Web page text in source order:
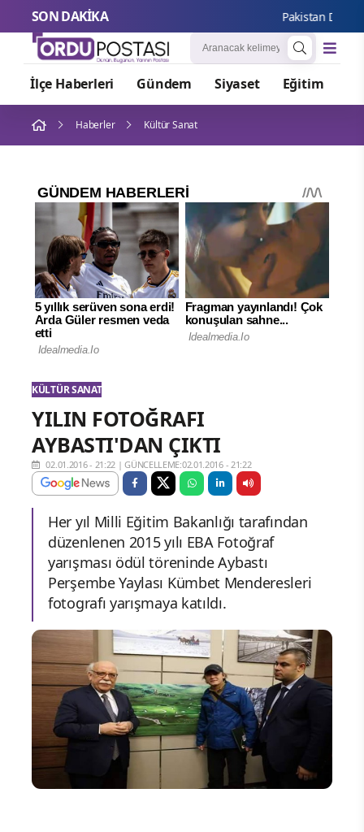
SON DAKİKA Pakistan
İlçe Haberleri Gündem Siyaset Eğitim
Haberler Kültür Sanat
KÜLTÜR SANAT
YILIN FOTOĞRAFI
AYBASTI'DAN ÇIKTI
02.01.2016 - 21:22 |GÜNCELLEME:02.01.2016 - 21:22
Her yıl Milli Eğitim Bakanlığı tarafından
düzenlenen 2015 yılı EBA Fotoğraf
yarışması ödül töreninde Aybastı
Perşembe Yaylası Kümbet Menderesleri
fotografı yarışmaya katıldı.